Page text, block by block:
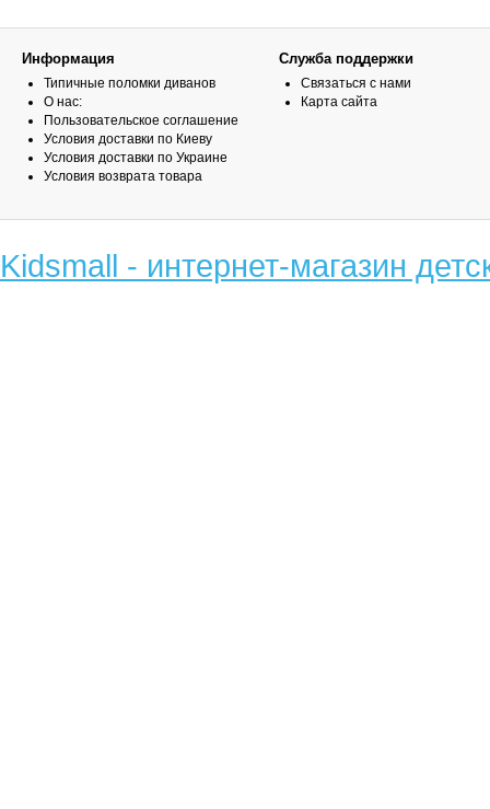
Информация
Типичные поломки диванов
О нас:
Пользовательское соглашение
Условия доставки по Киеву
Условия доставки по Украине
Условия возврата товара
Служба поддержки
Связаться с нами
Карта сайта
Kidsmall - интернет-магазин